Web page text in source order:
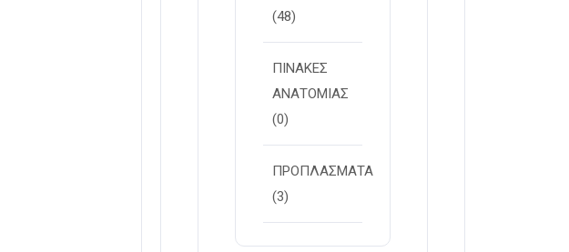
(48)
ΠΙΝΑΚΕΣ
ΑΝΑΤΟΜΙΑΣ
(0)
ΠΡΟΠΛΑΣΜΑΤΑ
(3)